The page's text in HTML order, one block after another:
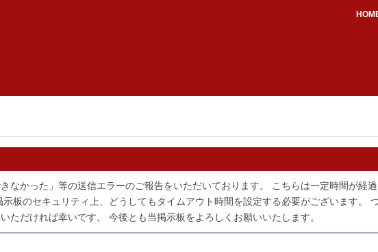
なかった」等の送信エラーのご報告をいただいております。 こちらは一定時間が経過
板のセキュリティ上、どうしてもタイムアウト時間を設定する必要がございます。
ただければ幸いです。 今後とも当掲示板をよろしくお願いいたします。